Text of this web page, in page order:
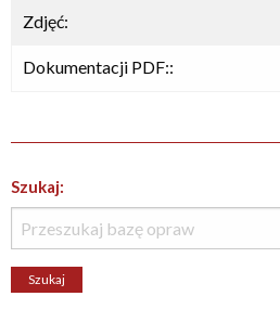
Zdjęć:
Dokumentacji PDF::
Szukaj: